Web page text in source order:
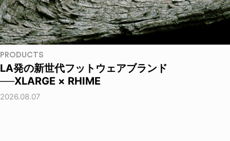
PRODUCTS
LA発の新世代フットウェアブランド
──XLARGE × RHIME
2026.08.07